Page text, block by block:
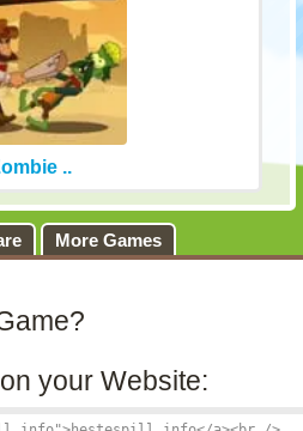
..
More Games
your Website: